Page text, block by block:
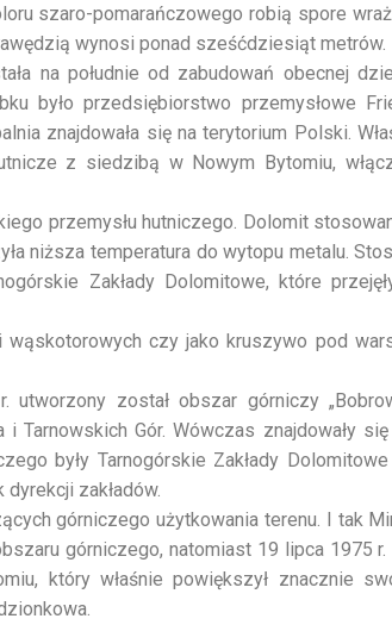
szaro-pomarańczowego robią spore
wynosi ponad sześćdziesiąt metrów.
na południe od zabudowań obecnej
było przedsiębiorstwo przemysłowe
znajdowała się na terytorium Polski.
z siedzibą w Nowym Bytomiu,
przemysłu hutniczego. Dolomit
niższa temperatura do wytopu metalu.
Zakłady Dolomitowe, które
czy jako kruszywo pod
został obszar górniczy
Tarnowskich Gór. Wówczas znajdowały
były Tarnogórskie Zakłady
zakładów.
górniczego użytkowania terenu. I tak
górniczego, natomiast 19 lipca 1975 r.
który właśnie powiększył znacznie